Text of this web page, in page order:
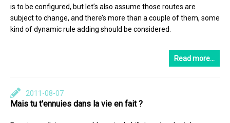
is to be configured, but let’s also assume those routes are
subject to change, and there’s more than a couple of them, some
kind of dynamic rule adding should be considered.
Read more…
2011-08-07
Mais tu t'ennuies dans la vie en fait ?